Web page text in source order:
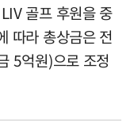
골프 후원을 중
따라 총상금은 전
5억원)으로 조정